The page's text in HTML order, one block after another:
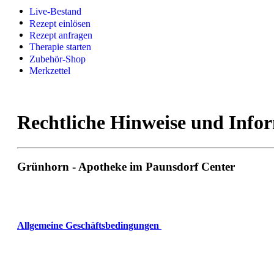
Live-Bestand
Rezept einlösen
Rezept anfragen
Therapie starten
Zubehör-Shop
Merkzettel
Rechtliche Hinweise und
Grünhorn - Apotheke im Paunsdorf Center
Allgemeine Geschäftsbedingungen